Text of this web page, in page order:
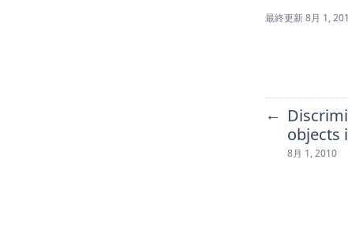
最終更新8月 1,
←
objects
8月 1, 2010